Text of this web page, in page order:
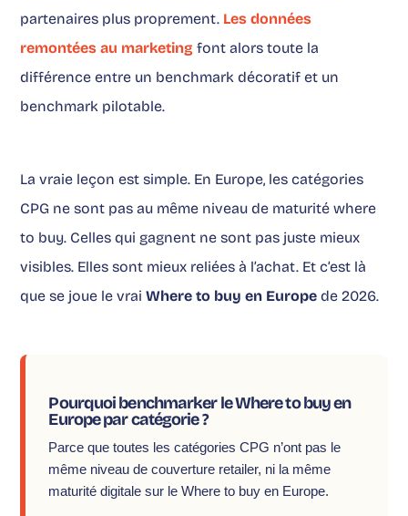
partenaires plus proprement. Les données
remontées au marketing font alors toute la
différence entre un benchmark décoratif et un
benchmark pilotable.
La vraie leçon est simple. En Europe, les catégories
CPG ne sont pas au même niveau de maturité where
to buy. Celles qui gagnent ne sont pas juste mieux
visibles. Elles sont mieux reliées à l’achat. Et c’est là
que se joue le vraiWhere to buy en Europe de 2026.
Pourquoi benchmarker le Where to buy en
Europe par catégorie ?
Parce que toutes les catégories CPG n’ont pas le
même niveau de couverture retailer, ni la même
maturité digitale sur le Where to buy en Europe.